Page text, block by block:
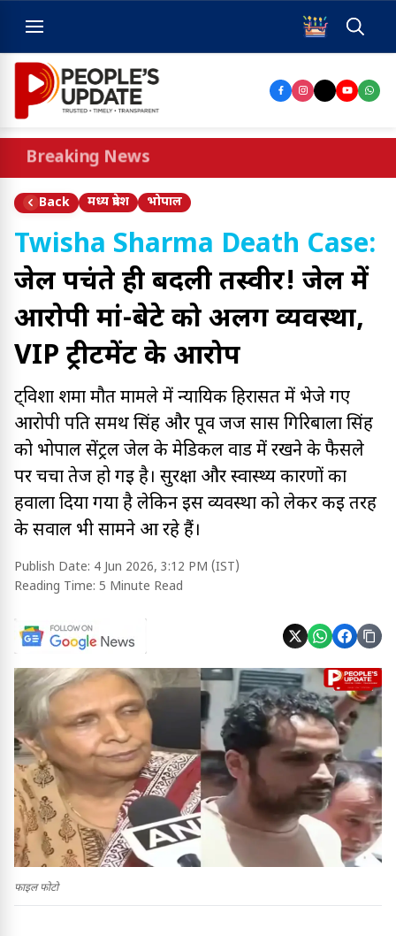
Breaking News
Back मध्य प्रदेश भोपाल
Twisha Sharma Death Case:
जेल पहुंचते ही बदली तस्वीर! जेल में
आरोपी मां-बेटे को अलग व्यवस्था,
VIP ट्रीटमेंट के आरोप
ट्विशा शर्मा मौत मामले में न्यायिक हिरासत में भेजे गए
आरोपी पति समर्थ सिंह और पूर्व जज सास गिरिबाला सिंह
को भोपाल सेंट्रल जेल के मेडिकल वार्ड में रखने के फैसले
पर चर्चा तेज हो गई है। सुरक्षा और स्वास्थ्य कारणों का
हवाला दिया गया है लेकिन इस व्यवस्था को लेकर कई तरह
के सवाल भी सामने आ रहे हैं।
Publish Date: 4 Jun 2026, 3:12 PM (IST)
Reading Time: 5 Minute Read
फाइल फोटो